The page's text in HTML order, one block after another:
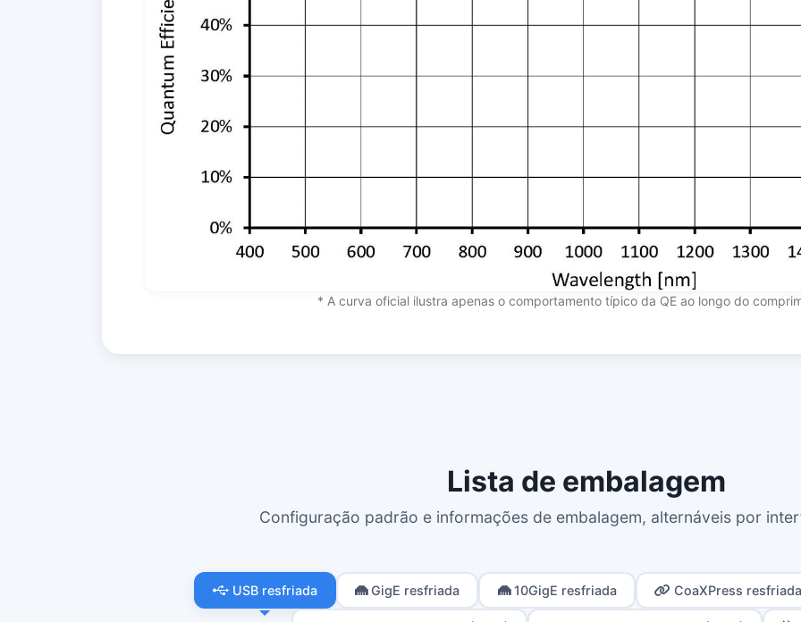
* A curva oficial ilustra apenas o comportamento típico da QE ao longo do
Lista de embalagem
Configuração padrão e informações de embalagem, alternáveis por
USB resfriada GigE resfriada 10GigE resfriada CoaXPress resfriada